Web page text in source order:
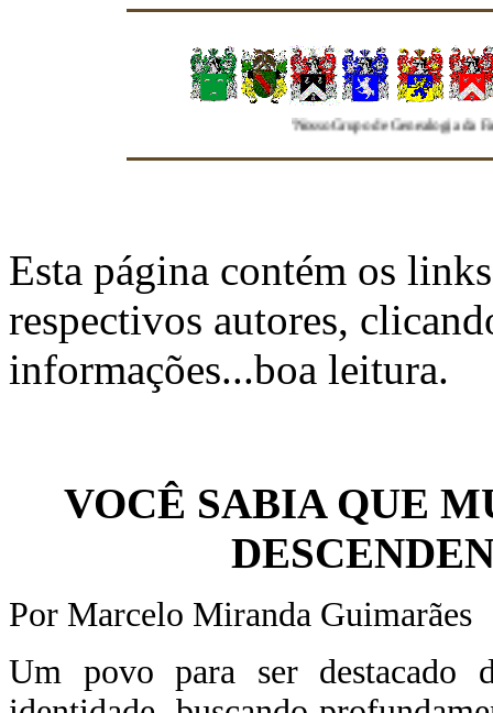
"Nosso Grupo de Genealogia da Familia Freire
Esta página contém os
respectivos autores,
informações...boa leitura.
VOCÊ SABIA QUE
Por Marcelo Miranda Guimarães
Um povo para ser destacado